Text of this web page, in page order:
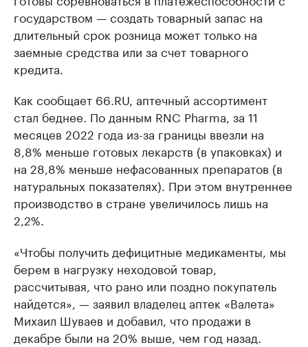
государством — создать товарный запас на
длительный срок розница может только на
заемные средства или за счет товарного
кредита.
Как сообщает 66.RU, аптечный ассортимент
стал беднее. По данным RNC Pharma, за 11
месяцев 2022 года из-за границы ввезли на
8,8% меньше готовых лекарств (в упаковках) и
на 28,8% меньше нефасованных препаратов (в
натуральных показателях). При этом внутреннее
производство в стране увеличилось лишь на
2,2%.
«Чтобы получить дефицитные медикаменты, мы
берем в нагрузку неходовой товар,
рассчитывая, что рано или поздно покупатель
найдется», — заявил владелец аптек «Валета»
Михаил Шуваев и добавил, что продажи в
декабре были на 20% выше, чем год назад.